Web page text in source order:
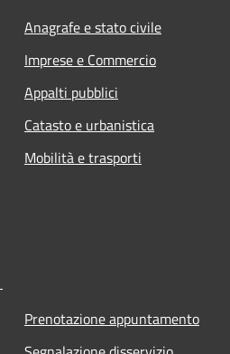
Anagrafe e stato civile
Imprese e Commercio
Appalti pubblici
Catasto e urbanistica
Mobilità e trasporti
Prenotazione appuntamento